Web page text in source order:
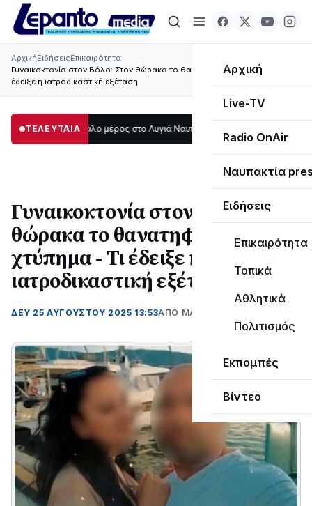
Αρχική
Live-TV
Radio OnAir
Ναυπακτία
Ειδήσεις
Επικαιρότητα
Τοπικά
Αθλητικά
Πολιτισμός
Εκπομπές
Βίντεο
ΑρχικήΕιδήσειςΕπικαιρότητα
Γυναικοκτονία στον Βόλο: Στον θώρακα το θανατηφόρο χτύπημα - Τι
έδειξε η ιατροδικαστική εξέταση
ΤΕΛΕΥΤΑΙΑ
σκοτάδι μεγάλο μέρος στο Λυγιά Ναυπάκτου12:08
Γυναικοκτονία στον Βόλο: Στον
θώρακα το θανατηφόρο
χτύπημα - Τι έδειξε η
ιατροδικαστική εξέταση
ΔΕΥ 25 ΑΥΓΟΎΣΤΟΥ 2025 13:53ΑΠΌ ΜΑΝΤΩ ΚΑΠΕΝΤΖΩΝΗ